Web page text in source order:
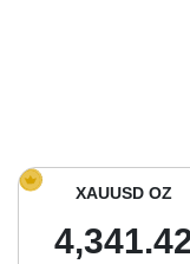
Precio del Oro
XAUUSD OZ